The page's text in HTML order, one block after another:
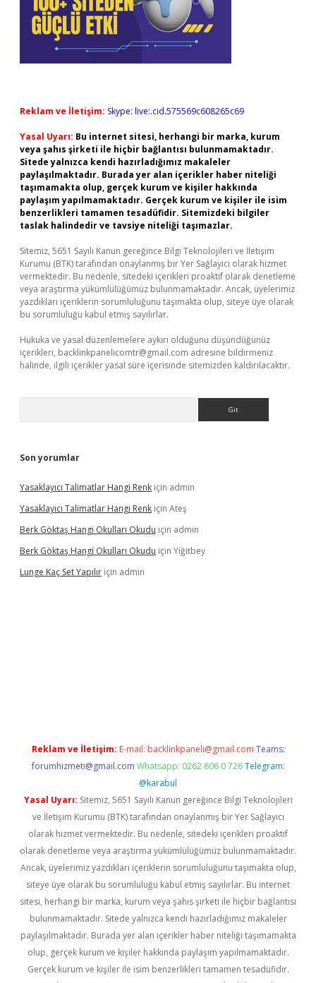
Reklam ve İletişim: Skype: live:.cid.575569c608265c69
Yasal Uyarı: Bu internet sitesi, herhangi bir marka, kurum
veya şahıs şirketi ile hiçbir bağlantısı bulunmamaktadır.
Sitede yalnızca kendi hazırladığımız makaleler
paylaşılmaktadır. Burada yer alan içerikler haber niteliği
taşımamakta olup, gerçek kurum ve kişiler hakkında
paylaşım yapılmamaktadır. Gerçek kurum ve kişiler ile isim
benzerlikleri tamamen tesadüfidir. Sitemizdeki bilgiler
taslak halindedir ve tavsiye niteliği taşımazlar.
Sitemiz, 5651 Sayılı Kanun gereğince Bilgi Teknolojileri ve İletişim
Kurumu (BTK) tarafından onaylanmış bir Yer Sağlayıcı olarak hizmet
vermektedir. Bu nedenle, sitedeki içerikleri proaktif olarak denetleme
veya araştırma yükümlülüğümüz bulunmamaktadır. Ancak, üyelerimiz
yazdıkları içeriklerin sorumluluğunu taşımakta olup, siteye üye olarak
bu sorumluluğu kabul etmiş sayılırlar.
Hukuka ve yasal düzenlemelere aykırı olduğunu düşündüğünüz
içerikleri, backlinkpanelicomtr@gmail.com adresine bildirmeniz
halinde, ilgili içerikler yasal süre içerisinde sitemizden kaldırılacaktır.
Son yorumlar
Yasaklayıcı Talimatlar Hangi Renk için admin
Yasaklayıcı Talimatlar Hangi Renk için Ateş
Berk Göktaş Hangi Okulları Okudu için admin
Berk Göktaş Hangi Okulları Okudu için Yiğitbey
Lunge Kaç Set Yapılır için admin
Reklam ve İletişim: E-mail: backlinkpaneli@gmail.com Teams:
forumhizmeti@gmail.com Whatsapp: 0262 606 0 726 Telegram:
@karabul
Yasal Uyarı: Sitemiz, 5651 Sayılı Kanun gereğince Bilgi Teknolojileri
ve İletişim Kurumu (BTK) tarafından onaylanmış bir Yer Sağlayıcı
olarak hizmet vermektedir. Bu nedenle, sitedeki içerikleri proaktif
olarak denetleme veya araştırma yükümlülüğümüz bulunmamaktadır.
Ancak, üyelerimiz yazdıkları içeriklerin sorumluluğunu taşımakta olup,
siteye üye olarak bu sorumluluğu kabul etmiş sayılırlar. Bu internet
sitesi, herhangi bir marka, kurum veya şahıs şirketi ile hiçbir bağlantısı
bulunmamaktadır. Sitede yalnızca kendi hazırladığımız makaleler
paylaşılmaktadır. Burada yer alan içerikler haber niteliği taşımamakta
olup, gerçek kurum ve kişiler hakkında paylaşım yapılmamaktadır.
Gerçek kurum ve kişiler ile isim benzerlikleri tamamen tesadüfidir.